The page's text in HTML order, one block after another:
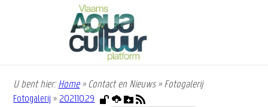
gaan
Kruimelpad
U bent hier: Home » Contact en Nieuws » Fotogalerij
Fotogalerij » 2021.10.29